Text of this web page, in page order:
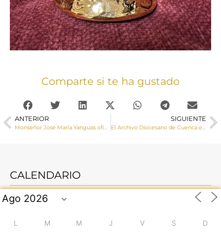
Comparte si te ha gustado
ANTERIOR
Monseñor José María Yanguas oficia el funeral del artista Gustavo Torner en la Catedral
SIGUIENTE
El Archivo Diocesano de Cuenca está presente en el XXXIV Congreso de la Asociación de Archiveros de la Iglesia en España
CALENDARIO
L M M J V S D